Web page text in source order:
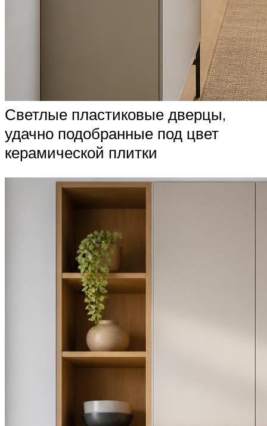
Светлые пластиковые дверцы,
удачно подобранные под цвет
керамической плитки